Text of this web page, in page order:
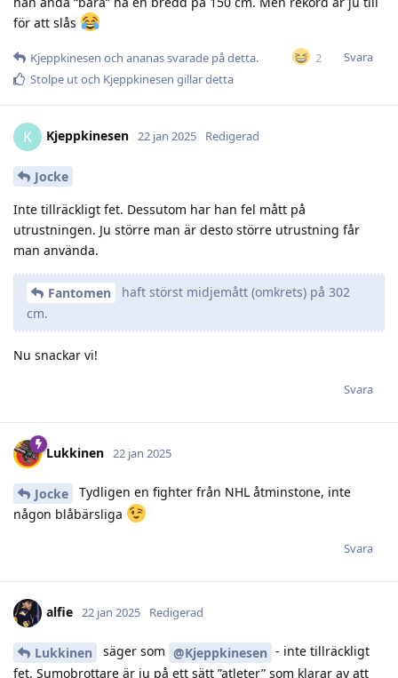
för att slås
2 Svara
Kjeppkinesen och ananassvarade på detta.
Stolpe utoch Kjeppkinesen gillar detta
K Kjeppkinesen 22 jan 2025 Redigerad
Jocke
Inte tillräckligt fet. Dessutom har han fel mått på
utrustningen. Ju större man är desto större utrustning får
man använda.
Fantomen
haft störst midjemått (omkrets) på 302
cm.
Nu snackar vi!
Svara
Lukkinen 22 jan 2025
Jocke
Tydligen en fighter från NHL åtminstone, inte
någon blåbärsliga
Svara
alfie 22 jan 2025 Redigerad
Lukkinen säger som @Kjeppkinesen - inte tillräckligt
fet. Sumobrottare är ju på ett sätt ”atleter” som klarar av att